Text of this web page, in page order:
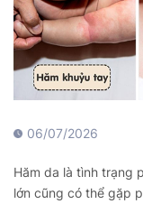
06/07/2026
Hăm da là tình trạng
lớn cũng có thể gặp